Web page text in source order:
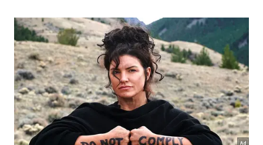
denivelamento dasuperfície.